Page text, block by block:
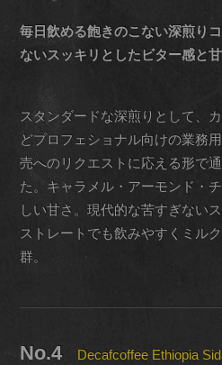
毎日飲める飽きのこない深煎り
ないスッキリとしたビター感と甘
スタンダードな深煎りとして、
どプロフェショナル向けの業務
売へのリクエストに応える形で
た。キャラメル・アーモンド・
しい甘さ。現代的な苦すぎない
ストレートでも飲みやすくミル
群。
No.4 Decafcoffee Ethiopia